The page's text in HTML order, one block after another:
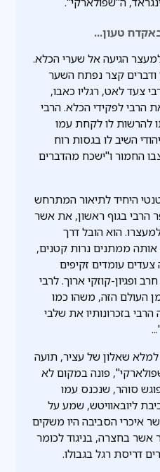
טעון...
הגיעה אל שערי הכלא.
ודברים קצר נפתח השער
צעד לאט, רגליו כאבו,
הרבי לפקידי הכלא. הרבי
להרשות לו לקחת עמו
השיב לו בגסות רוח
החמור ו"ישכח מהדברים
היחיד לתיאור המתרחש
מספר הרבי בגוף ראשון, את אשר
הוא הובל דרך
אותה ממתנים נרות קטנים,
עומדים זקיפים
ופגיון-קוזקי ארוך. לרבי
העולם הזה, משהו כמו
בזכרונותיו את שלבי
שאלון של עציר, תועה
פונה במקום לא
פוגש סוהר, שנכנס עמו
ליובאוויטש, שמע על
איכרי הסביבה היו משקים
בחצרה, בניגוד לכומר
דריסת רגל בגבולו.